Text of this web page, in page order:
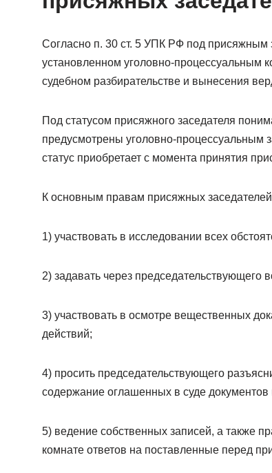
Согласно п. 30 ст. 5 УПК РФ под присяжным
установленном уголовно-процессуальным
судебном разбирательстве и вынесения
Под статусом присяжного заседателя
предусмотрены уголовно-процессуальным
статус приобретает с момента принятия
К основным правам присяжных
1) участвовать в исследовании всех
2) задавать через
3) участвовать в осмотре вещественных
действий;
4) просить председательствующего
содержание оглашенных в суде
5) ведение собственных записей, а также
комнате ответов на поставленные перед